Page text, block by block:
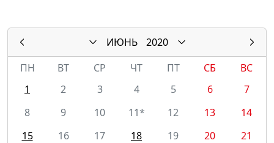
ИЮНЬ
2020
ПН
ВТ СР ЧТ ПТ СБ
ВС
1
2 3 4 5 6
7
8
9 10 11* 12 13
14
15
16 17 18 19 20
21